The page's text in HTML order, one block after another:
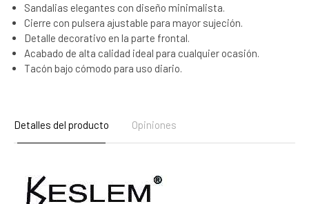
Sandalias elegantes con diseño minimalista.
Cierre con pulsera ajustable para mayor sujeción.
Detalle decorativo en la parte frontal.
Acabado de alta calidad ideal para cualquier ocasión.
Tacón bajo cómodo para uso diario.
Detalles del producto Opiniones